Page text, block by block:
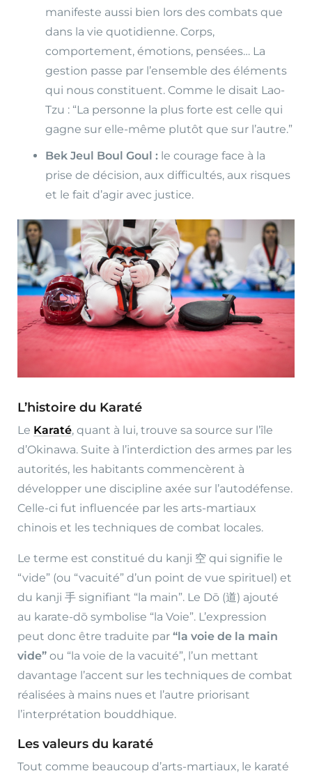
manifeste aussi bien lors des combats que
dans la vie quotidienne. Corps,
comportement, émotions, pensées… La
gestion passe par l’ensemble des éléments
qui nous constituent. Comme le disait Lao-
Tzu : “La personne la plus forte est celle qui
gagne sur elle-même plutôt que sur l’autre.”
Bek Jeul Boul Goul : le courage face à la
prise de décision, aux difficultés, aux risques
et le fait d’agir avec justice.
L’histoire du Karaté
Le Karaté, quant à lui, trouve sa source sur l’île
d’Okinawa. Suite à l’interdiction des armes par les
autorités, les habitants commencèrent à
développer une discipline axée sur l’autodéfense.
Celle-ci fut influencée par les arts-martiaux
chinois et les techniques de combat locales.
Le terme est constitué du kanji 空 qui signifie le
“vide” (ou “vacuité” d’un point de vue spirituel) et
du kanji 手 signifiant “la main”. Le Dō (道) ajouté
au karate-dō symbolise “la Voie”. L’expression
peut donc être traduite par “la voie de la main
vide” ou “la voie de la vacuité”, l’un mettant
davantage l’accent sur les techniques de combat
réalisées à mains nues et l’autre priorisant
l’interprétation bouddhique.
Les valeurs du karaté
Tout comme beaucoup d’arts-martiaux, le karaté